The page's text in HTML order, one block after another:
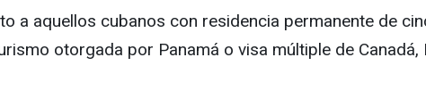
a aquellos cubanos con residencia permanente de
otorgada por Panamá o visa múltiple de